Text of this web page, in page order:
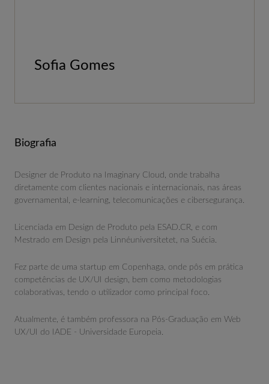
Sofia Gomes
Biografia
Designer de Produto na Imaginary Cloud, onde trabalha
diretamente com clientes nacionais e internacionais, nas áreas
governamental, e-learning, telecomunicações e cibersegurança.
Licenciada em Design de Produto pela ESAD.CR, e com
Mestrado em Design pela Linnéuniversitetet, na Suécia.
Fez parte de uma startup em Copenhaga, onde pôs em prática
competências de UX/UI design, bem como metodologias
colaborativas, tendo o utilizador como principal foco.
Atualmente, é também professora na Pós-Graduação em Web
UX/UI do IADE - Universidade Europeia.